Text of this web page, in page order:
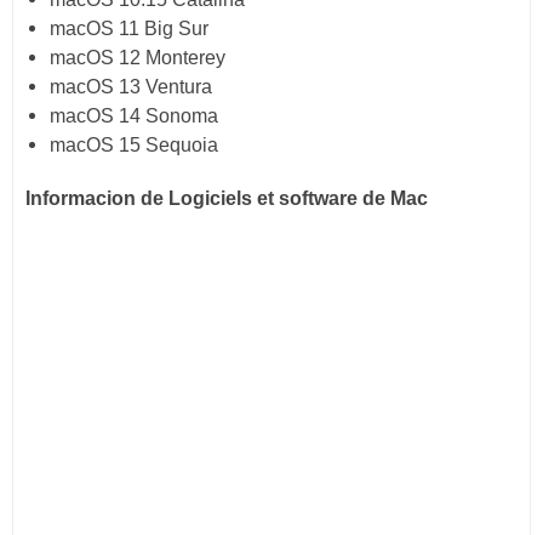
macOS 11 Big Sur
macOS 12 Monterey
macOS 13 Ventura
macOS 14 Sonoma
macOS 15 Sequoia
Informacion de Logiciels et software de Mac